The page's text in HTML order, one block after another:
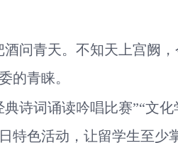
酒问青天。不知天上宫阙
的青睐。
诗词诵读吟唱比赛”“文
特色活动，让留学生至